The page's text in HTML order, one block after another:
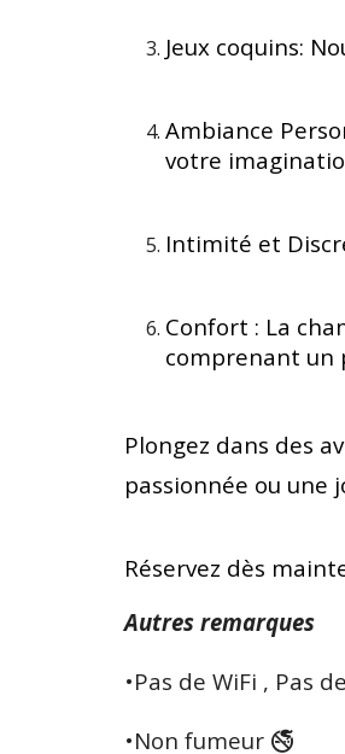
Jeux coquins:
Ambiance
votre
Intimité et
Confort : La
comprenant un
Plongez dans des
passionnée ou une
Réservez dès
Autres remarques
•Pas de WiFi , Pas
•Non fumeur 🚭